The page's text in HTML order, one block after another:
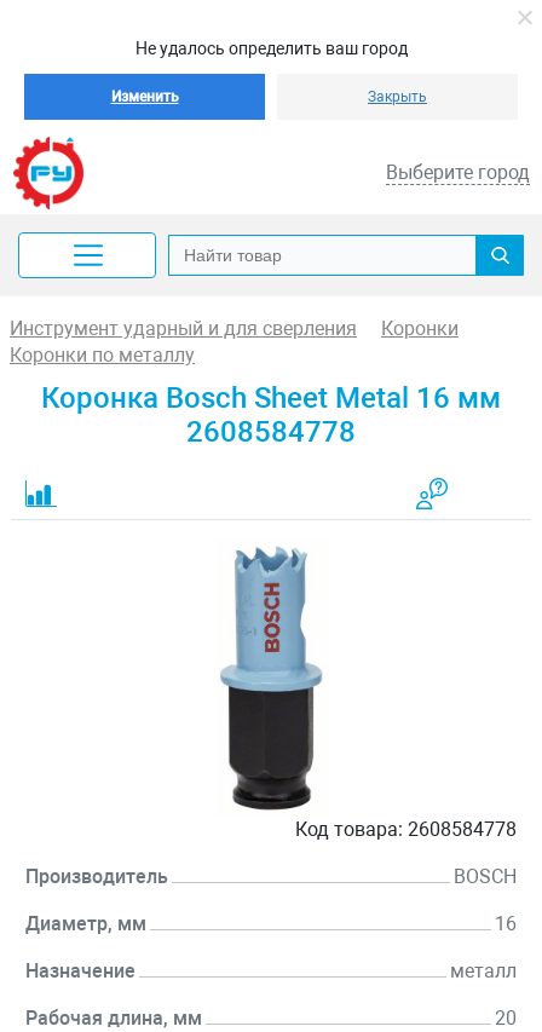
Не удалось определить ваш город
Изменить Закрыть
Выберите город
Инструмент ударный и для сверления
Коронки
Коронки по металлу
Коронка Bosch Sheet Metal 16 мм
2608584778
Код товара: 2608584778
Производитель BOSCH
Диаметр, мм 16
Назначение металл
Рабочая длина, мм 20